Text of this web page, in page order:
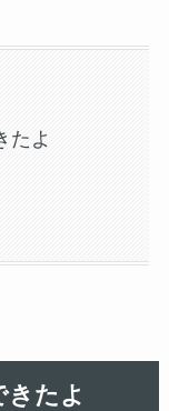
たよ
たよ